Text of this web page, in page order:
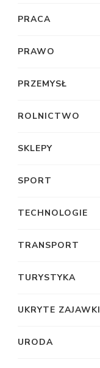
PRACA
PRAWO
PRZEMYSŁ
ROLNICTWO
SKLEPY
SPORT
TECHNOLOGIE
TRANSPORT
TURYSTYKA
UKRYTE ZAJAWKI
URODA